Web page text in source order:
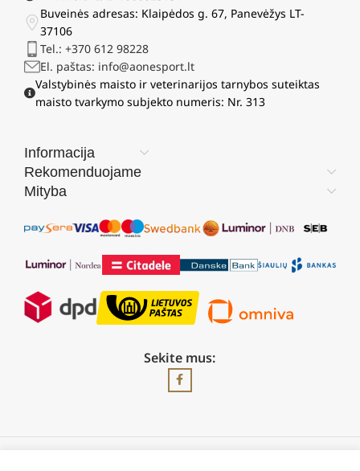
Buveinės adresas: Klaipėdos g. 67, Panevėžys LT-
37106
Tel.: +370 612 98228
El. paštas: info@aonesport.lt
Valstybinės maisto ir veterinarijos tarnybos suteiktas
maisto tvarkymo subjekto numeris: Nr. 313
Informacija
Rekomenduojame
Mityba
Sekite mus: